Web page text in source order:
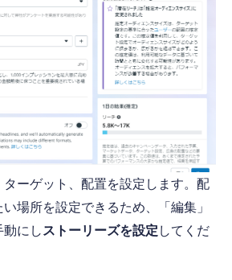
ーゲット、配置を設定します。配
場所を設定できるため、「編集」
にしストーリーズを設定してくだ